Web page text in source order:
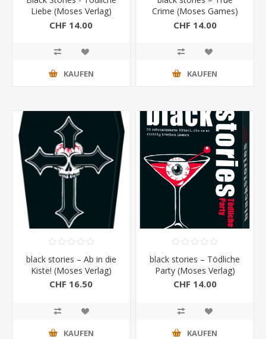
Liebe (Moses Verlag)
CHF 14.00
KAUFEN
Crime (Moses Games)
CHF 14.00
KAUFEN
black stories – Ab in die
Kiste! (Moses Verlag)
CHF 16.50
KAUFEN
black stories – Tödliche
Party (Moses Verlag)
CHF 14.00
KAUFEN